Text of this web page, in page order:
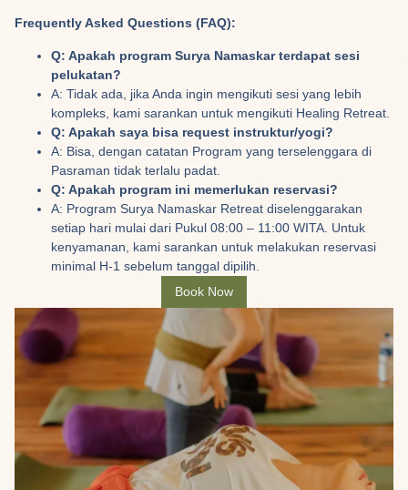
Frequently Asked Questions (FAQ):
Q: Apakah program Surya Namaskar terdapat sesi
pelukatan?
A: Tidak ada, jika Anda ingin mengikuti sesi yang lebih
kompleks, kami sarankan untuk mengikuti Healing Retreat.
Q: Apakah saya bisa request instruktur/yogi?
A: Bisa, dengan catatan Program yang terselenggara di
Pasraman tidak terlalu padat.
Q: Apakah program ini memerlukan reservasi?
A: Program Surya Namaskar Retreat diselenggarakan
setiap hari mulai dari Pukul 08:00 – 11:00 WITA. Untuk
kenyamanan, kami sarankan untuk melakukan reservasi
minimal H-1 sebelum tanggal dipilih.
Book Now